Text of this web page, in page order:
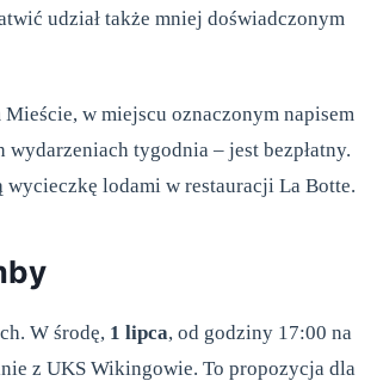
udział także mniej doświadczonym
w miejscu oznaczonym napisem
wydarzeniach tygodnia – jest bezpłatny.
wycieczkę lodami w restauracji La Botte.
W środę, 1 lipca, od godziny 17:00 na
z UKS Wikingowie. To propozycja dla